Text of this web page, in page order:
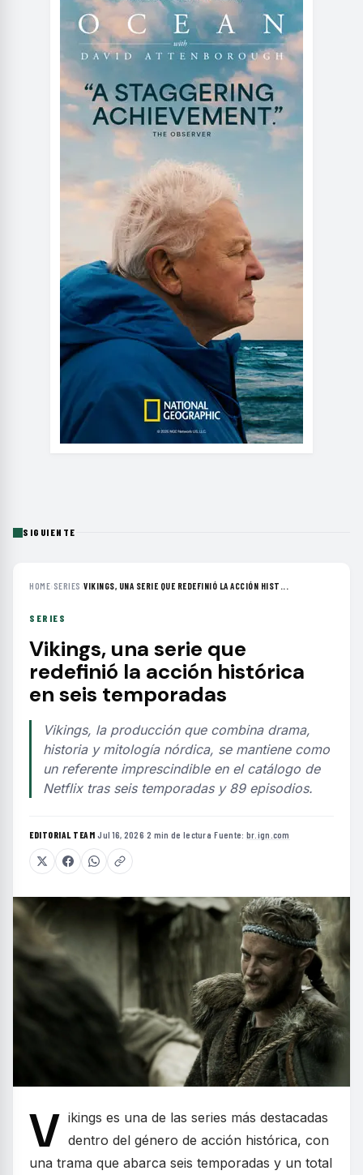
SIGUIENTE
HOME› SERIES ›VIKINGS, UNA SERIE QUE REDEFINIÓ LA ACCIÓN HIST...
SERIES
Vikings, una serie que
redefinió la acción histórica
en seis temporadas
Vikings, la producción que combina drama,
historia y mitología nórdica, se mantiene como
un referente imprescindible en el catálogo de
Netflix tras seis temporadas y 89 episodios.
EDITORIAL TEAM·Jul 16, 2026·2 min de lectura·Fuente: br.ign.com
V ikings es una de las series más destacadas
dentro del género de acción histórica, con
una trama que abarca seis temporadas y un total